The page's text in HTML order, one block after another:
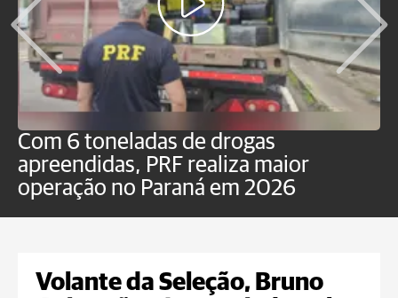
Com 6 toneladas de drogas
apreendidas, PRF realiza maior
operação no Paraná em 2026
Volante da Seleção, Bruno